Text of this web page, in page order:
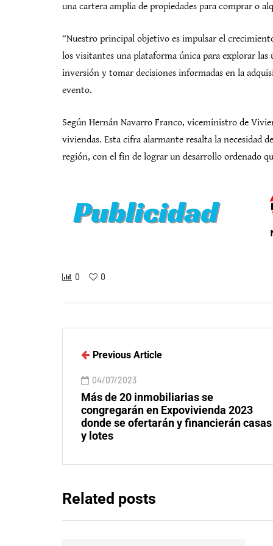
una cartera amplia de propiedades para comprar o
“Nuestro principal objetivo es impulsar el
los visitantes una plataforma única para explorar
inversión y tomar decisiones informadas en la
evento.
Según Hernán Navarro Franco, viceministro de
viviendas. Esta cifra alarmante resalta la necesidad
región, con el fin de lograr un desarrollo ordenado
0 0
Previous Article
04/07/2023
Más de 20 inmobiliarias se
congregarán en Expovivienda 2023
donde se ofertarán y financierán casas
y lotes
Related posts